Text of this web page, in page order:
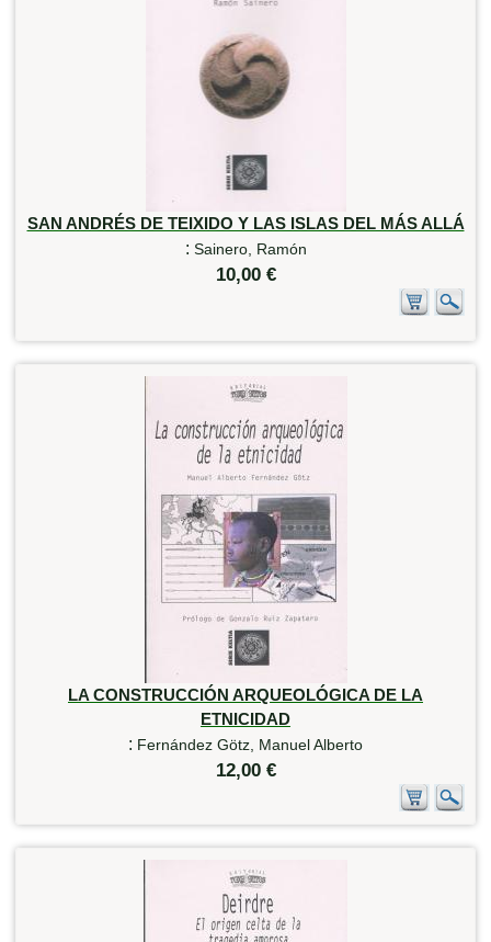
SAN ANDRÉS DE TEIXIDO Y LAS ISLAS DEL MÁS ALLÁ
: Sainero, Ramón
10,00 €
LA CONSTRUCCIÓN ARQUEOLÓGICA DE LA
ETNICIDAD
: Fernández Götz, Manuel Alberto
12,00 €